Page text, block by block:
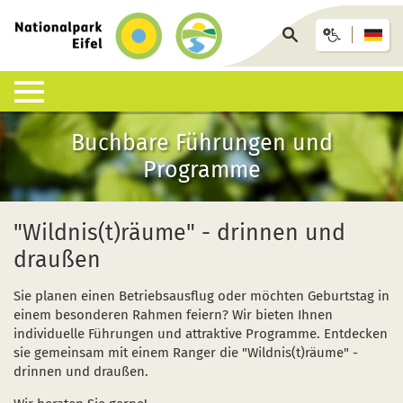
Startseite
Seite
durchsuchen
Lebensraum Nationalpark
Was ist ein Nationalpark?
Besondere Tiere und Pflanzen
Artenliste
Lebensräume
Geologie, Böden und Klima
Forschung im Nationalpark
Nationalpark erleben
Veranstaltungen
Aktuelles
Geführte Wanderungen
Auf eigene Faust
Wandervorschläge
Wildnis-Trail
Infohäuser & Einrichtungen
Nationalpark-Zentrum Eifel
Nationalpark-Tore
Nationalpark-Infopunkte
Wildniswerkstatt Düttling
Natur-Erlebnis-Treff (NEsT) Jugendwaldheim
Nationalpark-Schulen
Anreise & Unterkunft
Anreise
Nationalpark-Gastgeber
Arrangements & Pauschalen
GästeCard
Fahrtziel Natur
Infothek
Pressemitteilungen
Sozioökonomisches Monitoring
Downloads
Motorradfahrende
Einsatz von Drohnen
Fan-Artikel zum Nationalpark
Buchbare Führungen und
Programme
"Wildnis(t)räume" - drinnen und
draußen
Sie planen einen Betriebsausflug oder möchten Geburtstag in
einem besonderen Rahmen feiern? Wir bieten Ihnen
individuelle Führungen und attraktive Programme. Entdecken
sie gemeinsam mit einem Ranger die "Wildnis(t)räume" -
drinnen und draußen.